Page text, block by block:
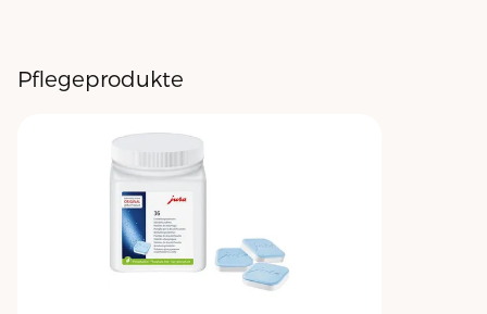
Pflegeprodukte